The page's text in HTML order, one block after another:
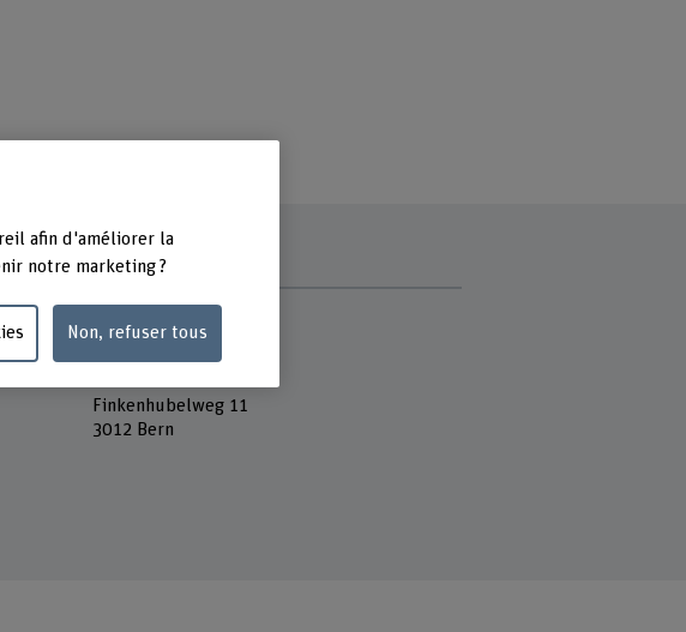
Adresse
Berner Fachhochschule
Finkenhubelweg 11
3012 Bern
afin d'améliorer la
notre marketing ?
Non, refuser tous